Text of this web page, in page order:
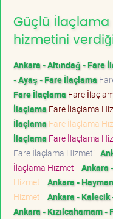
Güçlü İlaçlama
hizmetini
Ankara - Altındağ - Fare
- Ayaş - Fare İlaçlama
Fare İlaçlama Fare
İlaçlama Fare İlaçlama
İlaçlama Fare İlaçlama
İlaçlama Fare İlaçlama
Fare İlaçlama Hizmeti
İlaçlama Hizmeti Ankara
Hizmeti Ankara -
Hizmeti Ankara -
Ankara - Kızılcahamam -